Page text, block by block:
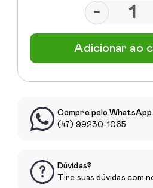
-
Adicionar ao
Compre pelo WhatsApp
(47) 99230-1065
Dúvidas?
Tire suas dúvidas com